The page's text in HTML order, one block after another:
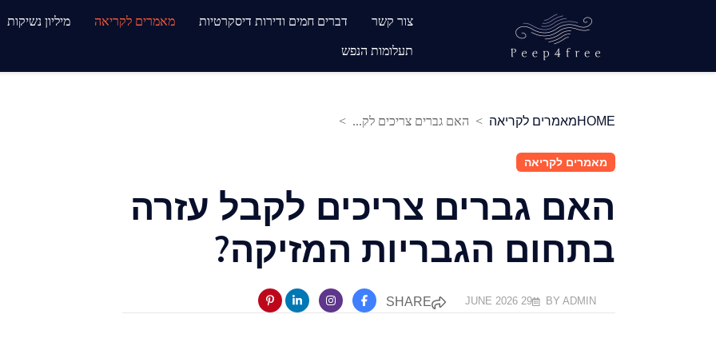
קס עם זר דירות מרוסנות של חברה
צור קשר דברים חמים ודירות דיסקרטיות מאמרים לקריאה מיליון נשיקות
תעלומות הנפש
HOMEמאמרים לקריאה האם גברים צריכים לק...
מאמרים לקריאה
האם גברים צריכים לקבל עזרה
בתחום הגבריות המזיקה?
BY ADMIN
29 JUNE 2026
SHARE